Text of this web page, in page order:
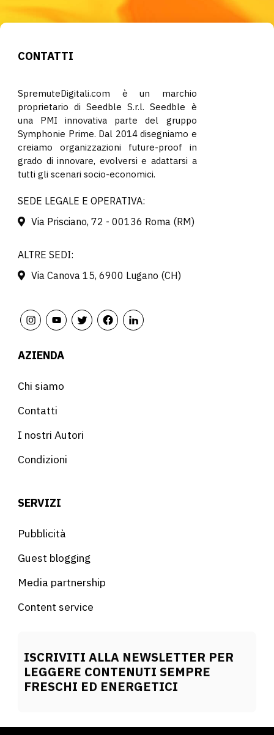
CONTATTI
SpremuteDigitali.com è un marchio
proprietario di Seedble S.r.l. Seedble è
una PMI innovativa parte del gruppo
Symphonie Prime. Dal 2014 disegniamo e
creiamo organizzazioni future-proof in
grado di innovare, evolversi e adattarsi a
tutti gli scenari socio-economici.
SEDE LEGALE E OPERATIVA:
Via Prisciano, 72 - 00136 Roma (RM)
ALTRE SEDI:
Via Canova 15, 6900 Lugano (CH)
AZIENDA
Chi siamo
Contatti
I nostri Autori
Condizioni
SERVIZI
Pubblicità
Guest blogging
Media partnership
Content service
ISCRIVITI ALLA NEWSLETTER PER
LEGGERE CONTENUTI SEMPRE
FRESCHI ED ENERGETICI